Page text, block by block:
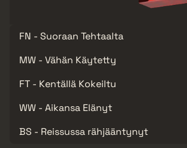
FN - Suoraan Tehtaalta
MW - Vähän Käytetty
FT - Kentällä Kokeiltu
WW - Aikansa Elänyt
BS - Reissussa rähjääntynyt